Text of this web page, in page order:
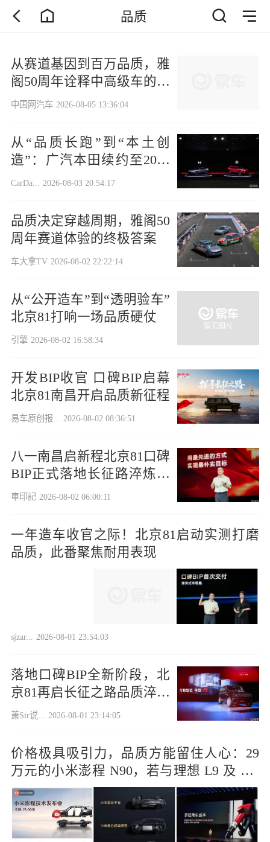
品质
从赛道基因到百万品质，雅
阁50周年诠释中高级车的答
案
中国网汽车 2026-08-05 13:36:04
从“品质长跑”到“本土创
造”：广汽本田续约至2038
年
CarDa... 2026-08-03 20:54:17
品质决定穿越周期，雅阁50
周年赛道体验的终极答案
车大拿TV 2026-08-02 22:22:14
从“公开造车”到“透明验车”
北京81打响一场品质硬仗
引擎 2026-08-02 16:58:34
开发BIP收官 口碑BIP启幕
北京81南昌开启品质新征程
易车原创报... 2026-08-02 08:36:51
八一南昌启新程北京81口碑
BIP正式落地长征路淬炼真
品质
車印記 2026-08-02 06:00:11
一年造车收官之际！北京81启动实测打磨
品质，此番聚焦耐用表现
sjzar... 2026-08-01 23:54:03
落地口碑BIP全新阶段，北
京81再启长征之路品质淬炼
征程
萧Sir说... 2026-08-01 23:14:05
价格极具吸引力，品质方能留住人心：29
万元的小米澎程 N90，若与理想 L9 及 M9
进行对比，您更倾向于选择哪一款？